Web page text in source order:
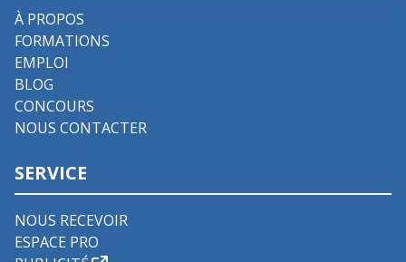
À PROPOS
FORMATIONS
EMPLOI
BLOG
CONCOURS
NOUS CONTACTER
SERVICE
NOUS RECEVOIR
ESPACE PRO